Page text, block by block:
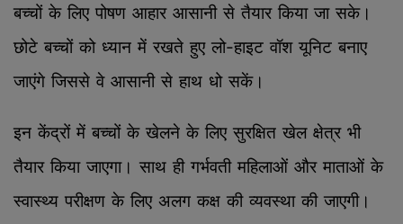
बच्चों के लिए पोषण आहार आसानी से तैयार किया जा सके।
छोटे बच्चों को ध्यान में रखते हुए लो-हाइट वॉश यूनिट बनाए
जाएंगे जिससे वे आसानी से हाथ धो सकें।
इन केंद्रों में बच्चों के खेलने के लिए सुरक्षित खेल क्षेत्र भी
तैयार किया जाएगा। साथ ही गर्भवती महिलाओं और माताओं के
स्वास्थ्य परीक्षण के लिए अलग कक्ष की व्यवस्था की जाएगी।